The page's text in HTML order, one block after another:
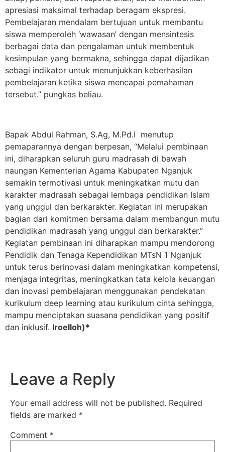
apresiasi maksimal terhadap beragam ekspresi.
Pembelajaran mendalam bertujuan untuk membantu
siswa memperoleh ‘wawasan’ dengan mensintesis
berbagai data dan pengalaman untuk membentuk
kesimpulan yang bermakna, sehingga dapat dijadikan
sebagi indikator untuk menunjukkan keberhasilan
pembelajaran ketika siswa mencapai pemahaman
tersebut.” pungkas beliau.
Bapak Abdul Rahman, S.Ag, M.Pd.I menutup
pemaparannya dengan berpesan, “Melalui pembinaan
ini, diharapkan seluruh guru madrasah di bawah
naungan Kementerian Agama Kabupaten Nganjuk
semakin termotivasi untuk meningkatkan mutu dan
karakter madrasah sebagai lembaga pendidikan Islam
yang unggul dan berkarakter. Kegiatan ini merupakan
bagian dari komitmen bersama dalam membangun mutu
pendidikan madrasah yang unggul dan berkarakter.”
Kegiatan pembinaan ini diharapkan mampu mendorong
Pendidik dan Tenaga Kependidikan MTsN 1 Nganjuk
untuk terus berinovasi dalam meningkatkan kompetensi,
menjaga integritas, meningkatkan tata kelola keuangan
dan inovasi pembelajaran menggunakan pendekatan
kurikulum deep learning atau kurikulum cinta sehingga,
mampu menciptakan suasana pendidikan yang positif
dan inklusif. Iroelloh)*
Leave a Reply
Your email address will not be published. Required
fields are marked *
Comment *